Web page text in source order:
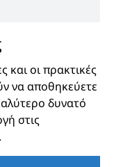
και οι πρακτικές
να αποθηκεύετε
δυνατό
στις